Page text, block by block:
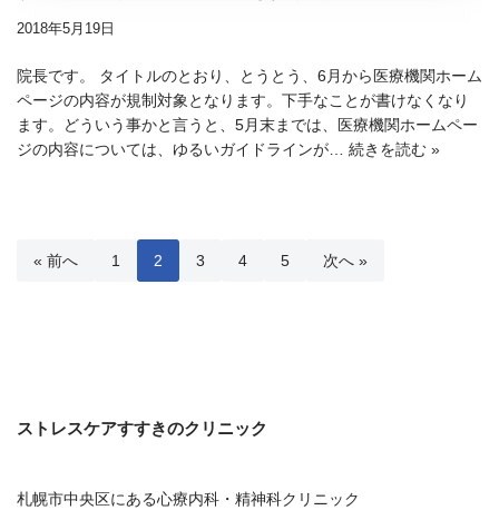
2018年5月19日
院長です。 タイトルのとおり、とうとう、6月から医療機関ホーム
ページの内容が規制対象となります。下手なことが書けなくなり
ます。どういう事かと言うと、5月末までは、医療機関ホームペー
ジの内容については、ゆるいガイドラインが… 続きを読む »
« 前へ 1 2 3 4 5 次へ »
ストレスケアすすきのクリニック
札幌市中央区にある心療内科・精神科クリニック